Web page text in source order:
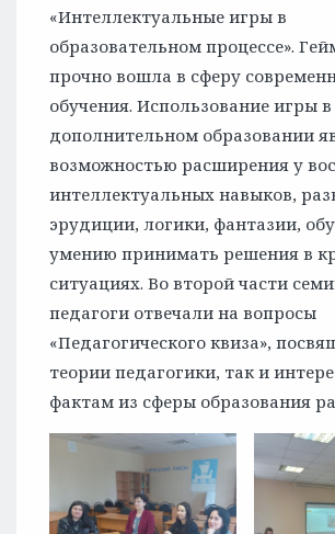
«Интеллектуальные игры в
образовательном процессе».
прочно вошла в сферу
обучения. Использование игры в
дополнительном образовании
возможностью расширения у
интеллектуальных навыков,
эрудиции, логики, фантазии,
умению принимать решения в
ситуациях. Во второй части
педагоги отвечали на вопросы
«Педагогического квиза»,
теории педагогики, так и
фактам из сферы образования